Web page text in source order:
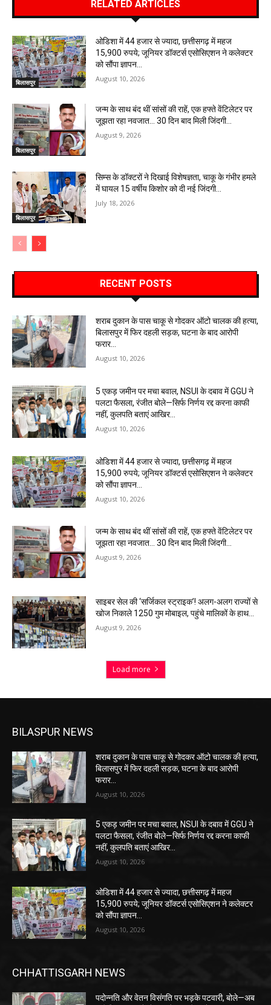
RELATED ARTICLES
बिलासपुर
ओडिशा में 44 हजार से ज्यादा, छत्तीसगढ़ में महज
15,900 रुपये; जूनियर डॉक्टर्स एसोसिएशन ने कलेक्टर
को सौंपा ज्ञापन…
August 10, 2026
बिलासपुर
जन्म के साथ बंद थीं सांसों की राहें, एक हफ्ते वेंटिलेटर पर
जूझता रहा नवजात… 30 दिन बाद मिली जिंदगी…
August 9, 2026
बिलासपुर
सिम्स के डॉक्टरों ने दिखाई विशेषज्ञता, चाकू के गंभीर हमले
में घायल 15 वर्षीय किशोर को दी नई जिंदगी…
July 18, 2026
RECENT POSTS
शराब दुकान के पास चाकू से गोदकर ऑटो चालक की हत्या,
बिलासपुर में फिर दहली सड़क, घटना के बाद आरोपी
फरार…
August 10, 2026
5 एकड़ जमीन पर मचा बवाल, NSUI के दबाव में GGU ने
पलटा फैसला, रंजीत बोले—सिर्फ निर्णय रद्द करना काफी
नहीं, कुलपति बताएं आखिर...
August 10, 2026
ओडिशा में 44 हजार से ज्यादा, छत्तीसगढ़ में महज
15,900 रुपये; जूनियर डॉक्टर्स एसोसिएशन ने कलेक्टर
को सौंपा ज्ञापन…
August 10, 2026
जन्म के साथ बंद थीं सांसों की राहें, एक हफ्ते वेंटिलेटर पर
जूझता रहा नवजात… 30 दिन बाद मिली जिंदगी…
August 9, 2026
साइबर सेल की ‘सर्जिकल स्ट्राइक’! अलग-अलग राज्यों से
खोज निकाले 1250 गुम मोबाइल, पहुंचे मालिकों के हाथ…
August 9, 2026
Load more
BILASPUR NEWS
शराब दुकान के पास चाकू से गोदकर ऑटो चालक की हत्या,
बिलासपुर में फिर दहली सड़क, घटना के बाद आरोपी
फरार…
August 10, 2026
5 एकड़ जमीन पर मचा बवाल, NSUI के दबाव में GGU ने
पलटा फैसला, रंजीत बोले—सिर्फ निर्णय रद्द करना काफी
नहीं, कुलपति बताएं आखिर...
August 10, 2026
ओडिशा में 44 हजार से ज्यादा, छत्तीसगढ़ में महज
15,900 रुपये; जूनियर डॉक्टर्स एसोसिएशन ने कलेक्टर
को सौंपा ज्ञापन…
August 10, 2026
CHHATTISGARH NEWS
पदोन्नति और वेतन विसंगति पर भड़के पटवारी, बोले—अब